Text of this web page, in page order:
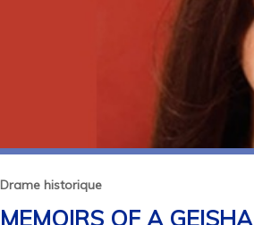
Drame historique
MEMOIRS OF A GEISHA